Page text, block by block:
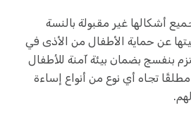
أشكالها غير مقبولة بالنسة
عن حماية الأطفال من الأذى في
بنفسج بضمان بيئة آمنة للأطفال
تجاه أي نوع من أنواع إساءة